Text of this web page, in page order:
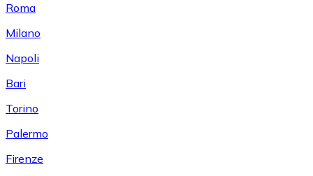
Roma
Milano
Napoli
Bari
Torino
Palermo
Firenze